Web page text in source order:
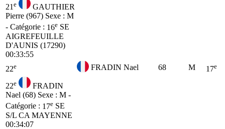
21 e
GAUTHIER
Pierre (967) Sexe : M
- Catégorie : 16e SE
AIGREFEUILLE
D'AUNIS (17290)
00:33:55
22e FRADIN Nael 68 M 17e
22e
FRADIN
Nael (68) Sexe : M -
Catégorie : 17e SE
S/L CA MAYENNE
00:34:07